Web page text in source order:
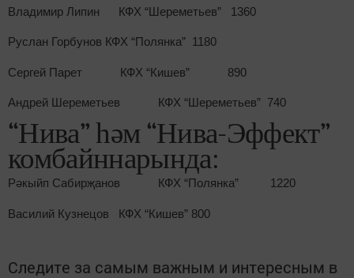
Владимир Липин КФХ “Шереметьев” 1360
Руслан Горбунов КФХ “Полянка” 1180
Сергей Парет КФХ “Кишев” 890
Андрей Шереметьев КФХ “Шереметьев” 740
“Нива” һәм “Нива-Эффект”
комбайннарында:
Рәкыйп Сабирҗанов КФХ “Полянка” 1220
Василий Кузнецов КФХ “Кишев” 800
Следите за самым важным и интересным в